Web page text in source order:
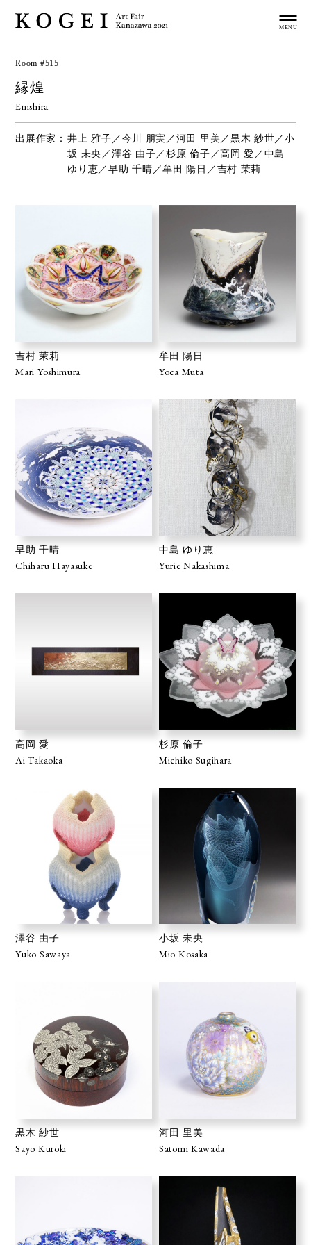
Room #515
縁煌
Enishira
出展作家： 井上 雅子／今川 朋実／河田 里美／黒木 紗世／小
坂 未央／澤谷 由子／杉原 倫子／高岡 愛／中島
ゆり恵／早助 千晴／牟田 陽日／吉村 茉莉
吉村 茉莉
Mari Yoshimura
牟田 陽日
Yoca Muta
早助 千晴
Chiharu Hayasuke
中島 ゆり恵
Yurie Nakashima
高岡 愛
Ai Takaoka
杉原 倫子
Michiko Sugihara
澤谷 由子
Yuko Sawaya
小坂 未央
Mio Kosaka
黒木 紗世
Sayo Kuroki
河田 里美
Satomi Kawada